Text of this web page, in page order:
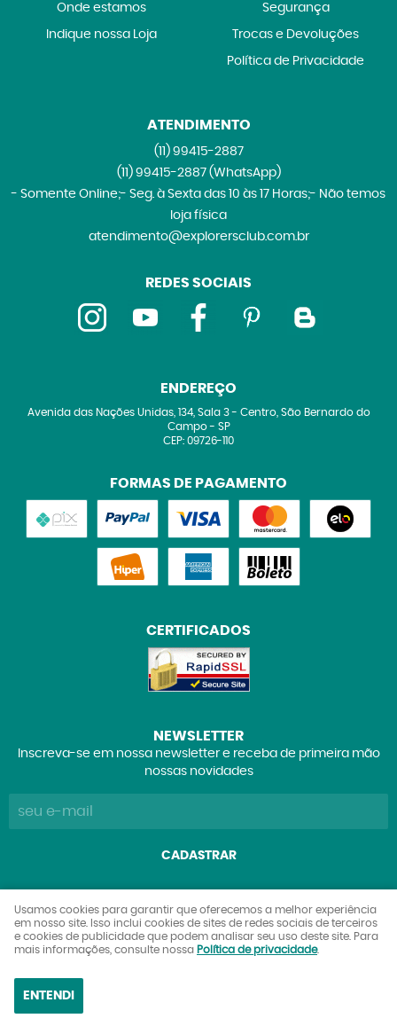
Onde estamos
Indique nossa Loja
Segurança
Trocas e Devoluções
Política de Privacidade
ATENDIMENTO
(11)99415-2887
(11)99415-2887 (WhatsApp)
- Somente Online;- Seg. à Sexta das 10 às 17 Horas;- Não temos
loja física
atendimento@explorersclub.com.br
REDES SOCIAIS
ENDEREÇO
Avenida das Nações Unidas, 134, Sala 3- Centro, São Bernardo do
Campo- SP
CEP: 09726-110
FORMAS DE PAGAMENTO
CERTIFICADOS
NEWSLETTER
Inscreva-se em nossa newsletter e receba de primeira mão
nossas novidades
CADASTRAR
Explorers Club Comércio de Brinquedos e Colecionáveis
Ltda
CNPJ: 27.842.089/0001-90
Usamos cookies para garantir que oferecemos a melhor experiência
em nosso site. Isso inclui cookies de sites de redes sociais de terceiros
e cookies de publicidade que podem analisar seu uso deste site. Para
mais informações, consulte nossa Política de privacidade.
ENTENDI